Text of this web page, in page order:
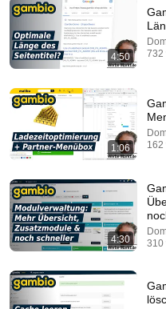
Trump can’t speak,
David Pakman Show
4:50
732
1:06
162
4:30
310